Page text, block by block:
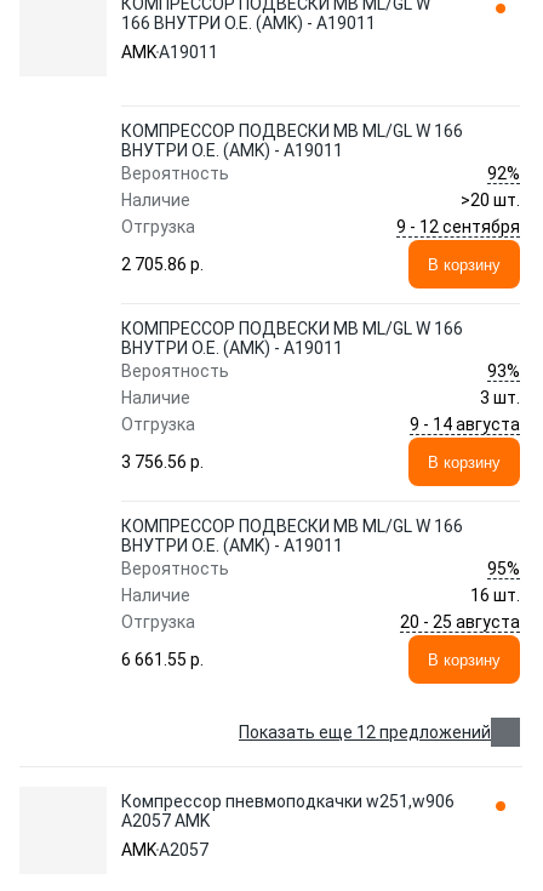
166 ВНУТРИ O.E. (AMK) - A19011
AMKA19011
КОМПРЕССОР ПОДВЕСКИ MB ML/GL W 166
ВНУТРИ O.E. (AMK) - A19011
Вероятность
92%
Наличие
>20 шт.
Отгрузка
9 - 12 сентября
2 705.86 p.
В корзину
КОМПРЕССОР ПОДВЕСКИ MB ML/GL W 166
ВНУТРИ O.E. (AMK) - A19011
Вероятность
93%
Наличие
3 шт.
Отгрузка
9 - 14 августа
3 756.56 p.
В корзину
КОМПРЕССОР ПОДВЕСКИ MB ML/GL W 166
ВНУТРИ O.E. (AMK) - A19011
Вероятность
95%
Наличие
16 шт.
Отгрузка
20 - 25 августа
6 661.55 p.
В корзину
Показать еще 12 предложений
Компрессор пневмоподкачки w251,w906
A2057 AMK
AMKA2057